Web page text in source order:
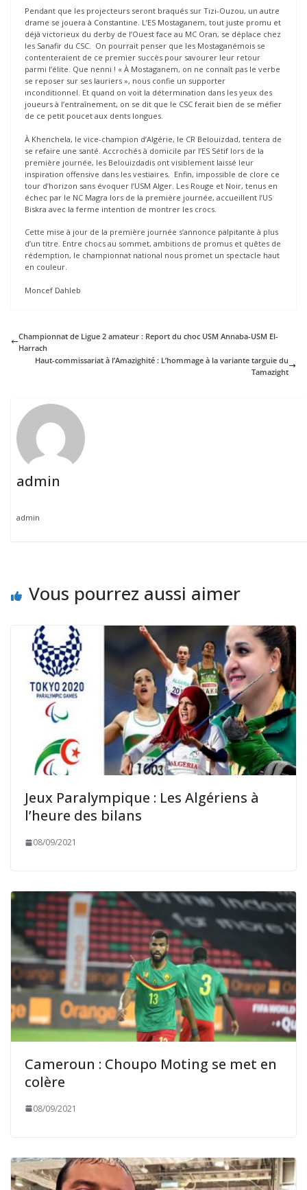
Pendant que les projecteurs seront braqués sur Tizi-Ouzou, un autre
drame se jouera à Constantine. L’ES Mostaganem, tout juste promu et
déjà victorieux du derby de l’Ouest face au MC Oran, se déplace chez
les Sanafir du CSC. On pourrait penser que les Mostaganémois se
contenteraient de ce premier succès pour savourer leur retour
parmi l’élite. Que nenni ! « À Mostaganem, on ne connaît pas le verbe
se reposer sur ses lauriers », nous confie un supporter
inconditionnel. Et quand on voit la détermination dans les yeux des
joueurs à l’entraînement, on se dit que le CSC ferait bien de se méfier
de ce petit poucet aux dents longues.
À Khenchela, le vice-champion d’Algérie, le CR Belouizdad, tentera de
se refaire une santé. Accrochés à domicile par l’ES Sétif lors de la
première journée, les Belouizdadis ont visiblement laissé leur
inspiration offensive dans les vestiaires. Enfin, impossible de clore ce
tour d’horizon sans évoquer l’USM Alger. Les Rouge et Noir, tenus en
échec par le NC Magra lors de la première journée, accueillent l’US
Biskra avec la ferme intention de montrer les crocs.
Cette mise à jour de la première journée s’annonce palpitante à plus
d’un titre. Entre chocs au sommet, ambitions de promus et quêtes de
rédemption, le championnat national nous promet un spectacle haut
en couleur.
Moncef Dahleb
Championnat de Ligue 2 amateur : Report du choc USM Annaba-USM El-
Harrach
Haut-commissariat à l’Amazighité : L’hommage à la variante targuie du
Tamazight
admin
admin
Vous pourrez aussi aimer
Jeux Paralympique : Les Algériens à
l’heure des bilans
08/09/2021
Cameroun : Choupo Moting se met en
colère
08/09/2021